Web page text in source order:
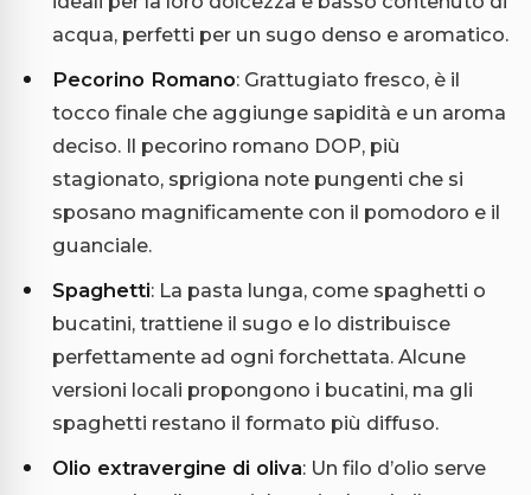
acqua, perfetti per un sugo denso e aromatico.
Pecorino Romano: Grattugiato fresco, è il
tocco finale che aggiunge sapidità e un aroma
deciso. Il pecorino romano DOP, più
stagionato, sprigiona note pungenti che si
sposano magnificamente con il pomodoro e il
guanciale.
Spaghetti: La pasta lunga, come spaghetti o
bucatini, trattiene il sugo e lo distribuisce
perfettamente ad ogni forchettata. Alcune
versioni locali propongono i bucatini, ma gli
spaghetti restano il formato più diffuso.
Olio extravergine di oliva: Un filo d’olio serve